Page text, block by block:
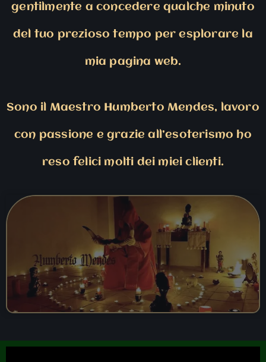
gentilmente a concedere qualche minuto
del tuo prezioso tempo per esplorare la
mia pagina web.
Sono il Maestro Humberto Mendes, lavoro
con passione e grazie all’esoterismo ho
reso felici molti dei miei clienti.